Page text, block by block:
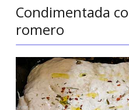
Condimentada
romero